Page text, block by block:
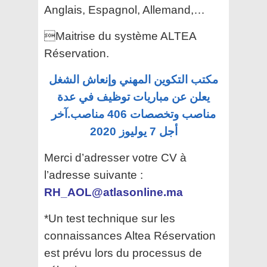
Anglais, Espagnol, Allemand,…
Maitrise du système ALTEA
Réservation.
مكتب التكوين المهني وإنعاش الشغل
يعلن عن مباريات توظيف في عدة
مناصب وتخصصات 406 مناصب.آخر
أجل 7 يوليوز 2020
Merci d’adresser votre CV à
l’adresse suivante :
RH_AOL@atlasonline.ma
*Un test technique sur les
connaissances Altea Réservation
est prévu lors du processus de